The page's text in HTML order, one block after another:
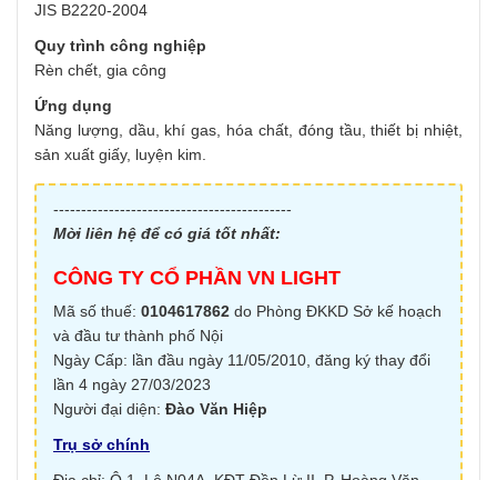
JIS B2220-2004
Quy trình công nghiệp
Rèn chết, gia công
Ứng dụng
Năng lượng, dầu, khí gas, hóa chất, đóng tầu, thiết bị nhiệt,
sản xuất giấy, luyện kim.
-------------------------------------------
Mời liên hệ để có giá tốt nhất:
CÔNG TY CỔ PHẦN VN LIGHT
Mã số thuế: 0104617862 do Phòng ĐKKD Sở kế hoạch
và đầu tư thành phố Nội
Ngày Cấp: lần đầu ngày 11/05/2010, đăng ký thay đổi
lần 4 ngày 27/03/2023
Người đại diện: Đào Văn Hiệp
Trụ sở chính